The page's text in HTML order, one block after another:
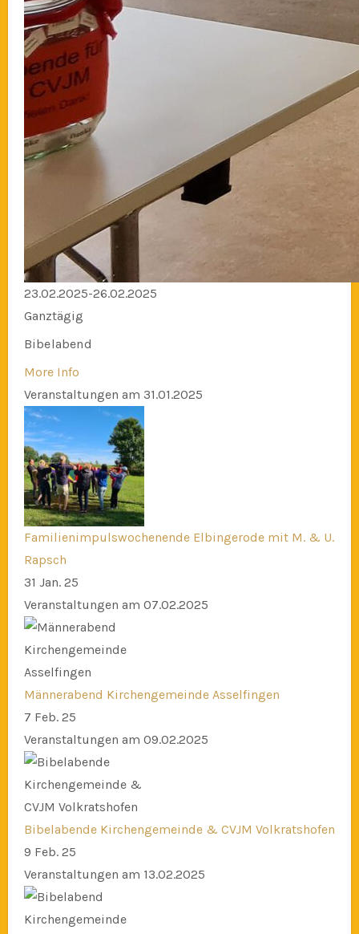
23.02.2025-26.02.2025
Ganztägig
Bibelabend
More Info
Veranstaltungen am 31.01.2025
Familienimpulswochenende Elbingerode mit M. & U.
Rapsch
31 Jan. 25
Veranstaltungen am 07.02.2025
Männerabend Kirchengemeinde Asselfingen
7 Feb. 25
Veranstaltungen am 09.02.2025
Bibelabende Kirchengemeinde & CVJM Volkratshofen
9 Feb. 25
Veranstaltungen am 13.02.2025